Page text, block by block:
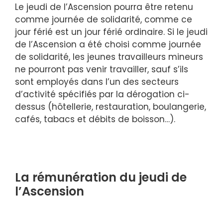
Le jeudi de l’Ascension pourra être retenu
comme journée de solidarité, comme ce
jour férié est un jour férié ordinaire. Si le jeudi
de l’Ascension a été choisi comme journée
de solidarité, les jeunes travailleurs mineurs
ne pourront pas venir travailler, sauf s’ils
sont employés dans l’un des secteurs
d’activité spécifiés par la dérogation ci-
dessus (hôtellerie, restauration, boulangerie,
cafés, tabacs et débits de boisson…).
La rémunération du jeudi de
l’Ascension